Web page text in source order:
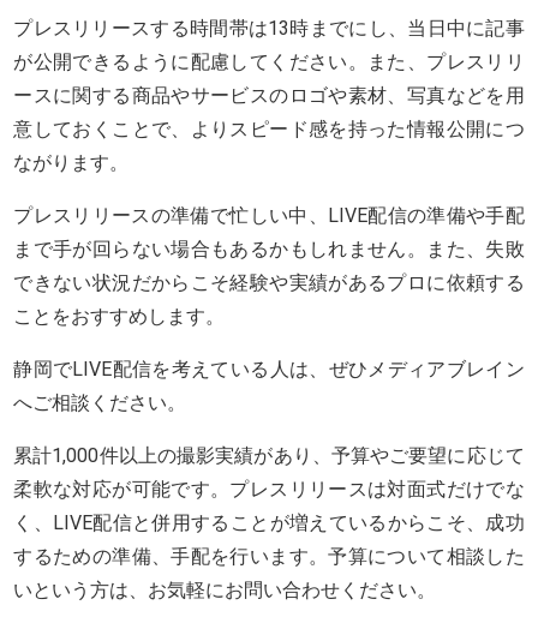
プレスリリースする時間帯は13時までにし、当日中に記事
が公開できるように配慮してください。また、プレスリリ
ースに関する商品やサービスのロゴや素材、写真などを用
意しておくことで、よりスピード感を持った情報公開につ
ながります。
プレスリリースの準備で忙しい中、LIVE配信の準備や手配
まで手が回らない場合もあるかもしれません。また、失敗
できない状況だからこそ経験や実績があるプロに依頼する
ことをおすすめします。
静岡でLIVE配信を考えている人は、ぜひメディアブレイン
へご相談ください。
累計1,000件以上の撮影実績があり、予算やご要望に応じて
柔軟な対応が可能です。プレスリリースは対面式だけでな
く、LIVE配信と併用することが増えているからこそ、成功
するための準備、手配を行います。予算について相談した
いという方は、お気軽にお問い合わせください。